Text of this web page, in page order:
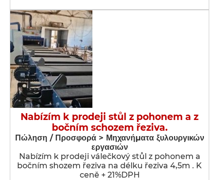
Nabízím k prodeji stůl z pohonem a z
bočním schozem řeziva.
Πώληση / Προσφορά > Μηχανήματα ξυλουργικών
εργασιών
Nabízím k prodeji válečkový stůl z pohonem a
bočním shozem řeziva na délku řeziva 4,5m . K
ceně + 21%DPH